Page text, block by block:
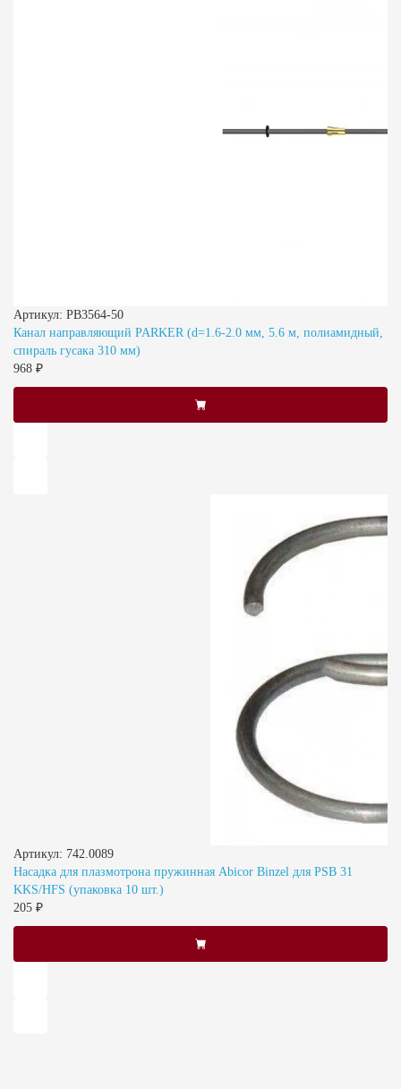
Артикул: PB3564-50
Канал направляющий PARKER (d=1.6-2.0 мм, 5.6 м, полиамидный,
спираль гусака 310 мм)
968 ₽
Артикул: 742.0089
Насадка для плазмотрона пружинная Abicor Binzel для PSB 31
KKS/HFS (упаковка 10 шт.)
205 ₽